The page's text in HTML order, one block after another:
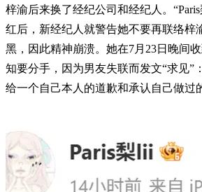
梓渝后来换了经纪公司和经纪人。
红后，新经纪人就警告她不要再联络梓
黑，因此精神崩溃。她在7月23日晚间
知要分手，因为男友失联而发文“求见”
给一个自己本人的道歉和承认自己做过